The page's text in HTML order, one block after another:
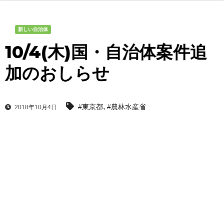
新しい自治体
10/4(木)国・自治体案件追
加のおしらせ
2018年10月4日 #東京都, #農林水産省